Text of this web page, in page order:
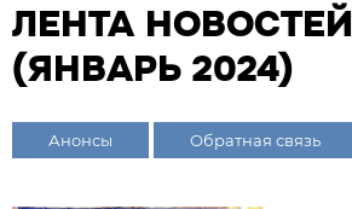
ЛЕНТА НОВОСТЕЙ
(ЯНВАРЬ 2024)
Анонсы Обратная связь